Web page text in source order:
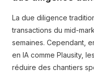
La due diligence
transactions du mid-
semaines. Cependant,
en IA comme Plausity,
réduire des chantiers